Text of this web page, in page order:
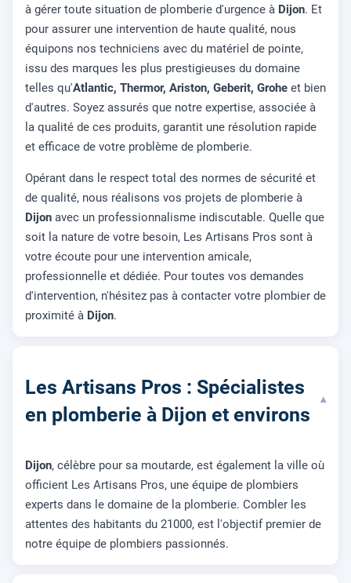
à gérer toute situation de plomberie d'urgence à Dijon. Et
pour assurer une intervention de haute qualité, nous
équipons nos techniciens avec du matériel de pointe,
issu des marques les plus prestigieuses du domaine
telles qu'Atlantic, Thermor, Ariston, Geberit, Grohe et bien
d'autres. Soyez assurés que notre expertise, associée à
la qualité de ces produits, garantit une résolution rapide
et efficace de votre problème de plomberie.
Opérant dans le respect total des normes de sécurité et
de qualité, nous réalisons vos projets de plomberie à
Dijon avec un professionnalisme indiscutable. Quelle que
soit la nature de votre besoin, Les Artisans Pros sont à
votre écoute pour une intervention amicale,
professionnelle et dédiée. Pour toutes vos demandes
d'intervention, n'hésitez pas à contacter votre plombier de
proximité à Dijon.
Les Artisans Pros : Spécialistes
en plomberie à Dijon et environs
▾
Dijon, célèbre pour sa moutarde, est également la ville où
officient Les Artisans Pros, une équipe de plombiers
experts dans le domaine de la plomberie. Combler les
attentes des habitants du 21000, est l'objectif premier de
notre équipe de plombiers passionnés.